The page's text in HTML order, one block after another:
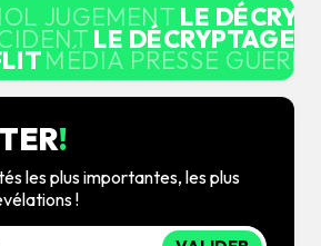
JUGEMENT LE
LE DÉCRYPTAGE
MÉDIA PRESSE
!
les plus importantes, les plus
!